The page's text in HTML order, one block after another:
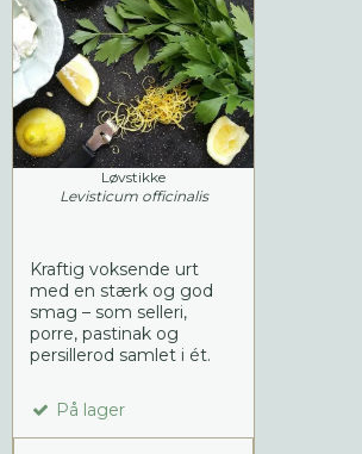
Løvstikke
Levisticum officinalis
Kraftig voksende urt
med en stærk og god
smag – som selleri,
porre, pastinak og
persillerod samlet i ét.
På lager